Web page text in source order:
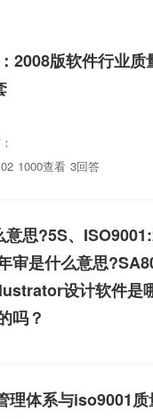
2008版软件行业质
1000查看 3回答
意思?5S、
审是什么意思
设计软件是
吗？
理体系与iso9001质